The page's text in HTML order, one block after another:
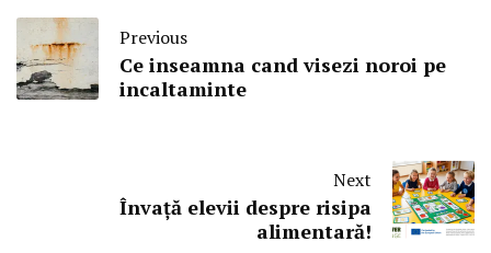
Previous
Ce inseamna cand visezi noroi pe
incaltaminte
Next
Învață elevii despre risipa
alimentară!